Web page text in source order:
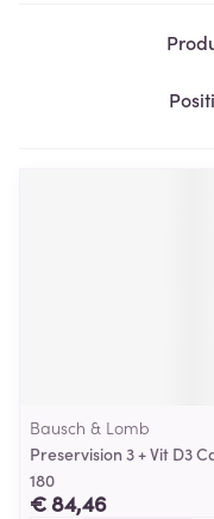
Bausch & Lomb
Preservision 3 + Vit D3
180
€ 84,46